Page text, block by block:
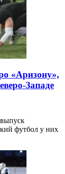
«Аризону»,
Западе
футбол у них